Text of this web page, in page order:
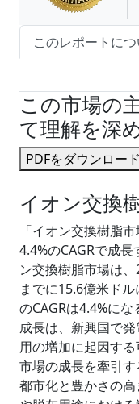
このレポートにつ
この市場の
て理解を深め
PDFをダウンロード
イオン交換
「イオン交換樹脂
4.4%のCAGRで成
ン交換樹脂市場は
までに15.6億米ド
のCAGRは4.4%に
成長は、新興国で
用の増加に起因す
市場の成長を牽引
都市化と豊かさの